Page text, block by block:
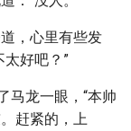
，心里有些发
好吧？”
马龙一眼，“本帅
赶紧的，上